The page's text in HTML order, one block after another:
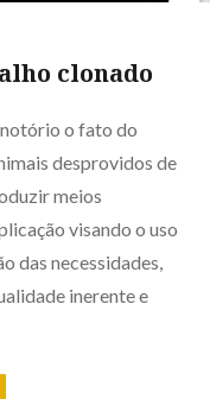
clonado
notório o fato do
desprovidos de
meios
visando o uso
das necessidades,
inerente e